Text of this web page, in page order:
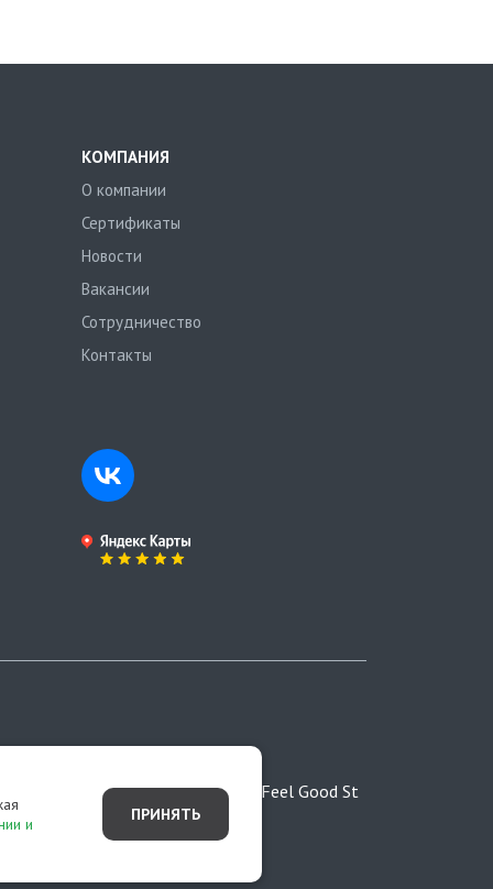
и
ПРИНЯТЬ
КОМПАНИЯ
О компании
Сертификаты
Новости
Вакансии
Сотрудничество
Контакты
Разработано студией Feel Good St